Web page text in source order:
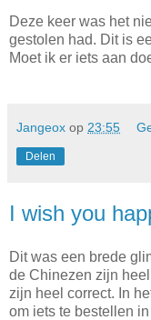
Deze keer was het
gestolen had. Dit is
Moet ik er iets aan
Jangeox op 23:55
Delen
I wish you
Dit was een brede
de Chinezen zijn
zijn heel correct. In
om iets te bestellen